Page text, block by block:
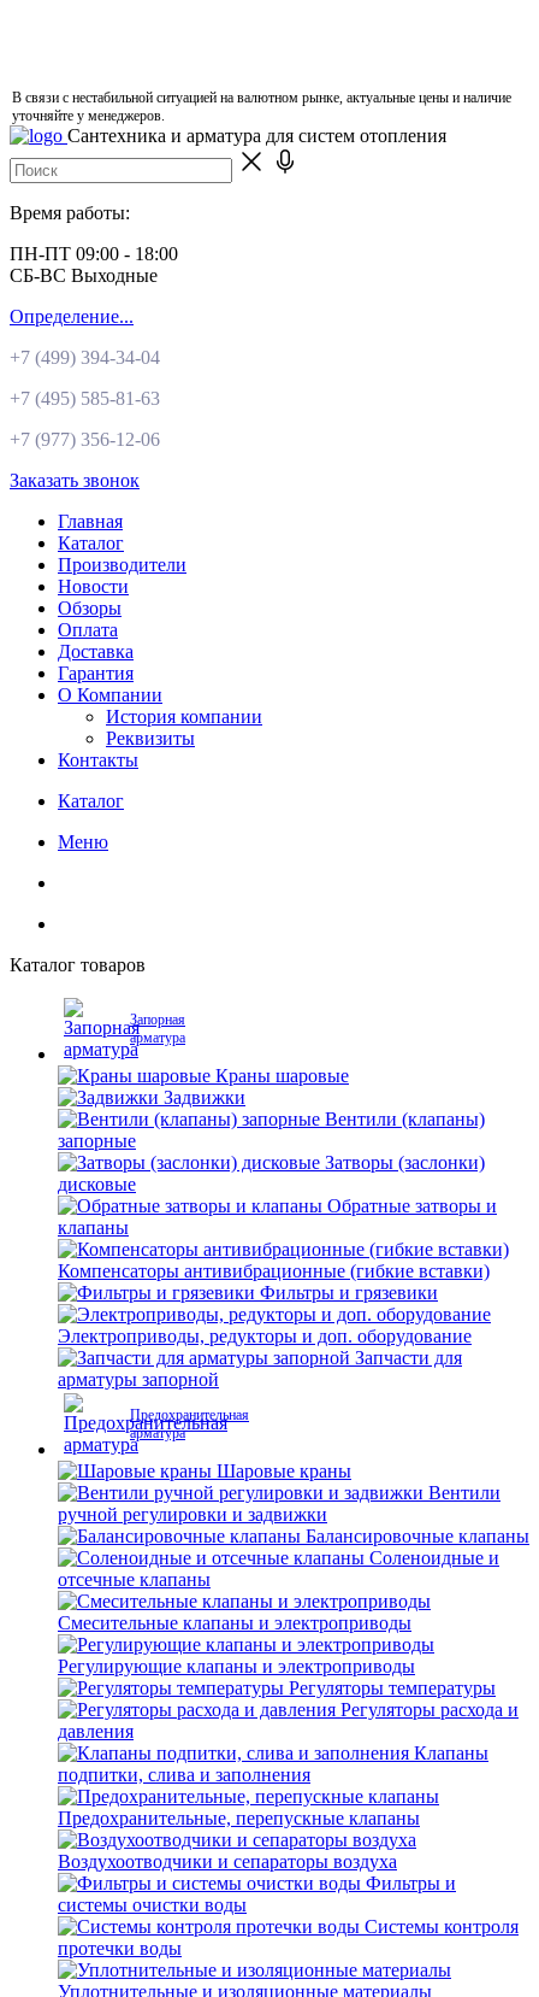
В связи с нестабильной ситуацией на валютном рынке, актуальные цены и наличие
уточняйте у менеджеров.
Сантехника и арматура для систем отопления
Время работы:
ПН-ПТ 09:00 - 18:00
СБ-ВС Выходные
Определение...
+7 (499) 394-34-04
+7 (495) 585-81-63
+7 (977) 356-12-06
Заказать звонок
Главная
Каталог
Производители
Новости
Обзоры
Оплата
Доставка
Гарантия
О Компании
История компании
Реквизиты
Контакты
Каталог
Меню
Каталог товаров
Запорная
арматура
Краны шаровые
Задвижки
Вентили (клапаны)
запорные
Затворы (заслонки)
дисковые
Обратные затворы и
клапаны
Компенсаторы антивибрационные (гибкие вставки)
Фильтры и грязевики
Электроприводы, редукторы и доп. оборудование
Запчасти для
арматуры запорной
Предохранительная
арматура
Шаровые краны
Вентили
ручной регулировки и задвижки
Балансировочные клапаны
Соленоидные и
отсечные клапаны
Смесительные клапаны и электроприводы
Регулирующие клапаны и электроприводы
Регуляторы температуры
Регуляторы расхода и
давления
Клапаны
подпитки, слива и заполнения
Предохранительные, перепускные клапаны
Воздухоотводчики и сепараторы воздуха
Фильтры и
системы очистки воды
Системы контроля
протечки воды
Уплотнительные и изоляционные материалы